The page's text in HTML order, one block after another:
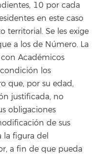
10 por cada
en este caso
territorial. Se les exige
a los de Número. La
Académicos
los
que, por su edad,
justificada, no
obligaciones
de sus
la figura del
a fin de que pueda